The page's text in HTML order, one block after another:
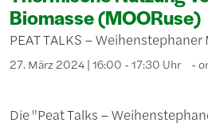
Biomasse (MOORuse)
PEAT TALKS –
27. März 2024 | 16:00 - 17:30 Uhr
Die "Peat Talks –